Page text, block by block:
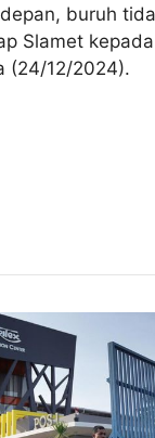
buruh
Slamet
(24/12/2024).